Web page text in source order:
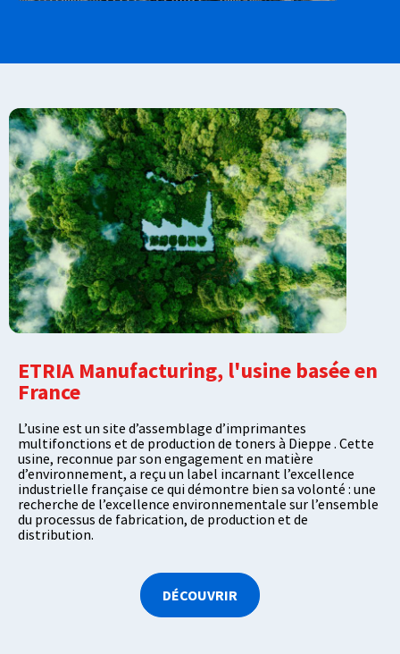
ETRIA Manufacturing, l'usine basée en
France
L’usine est un site d’assemblage d’imprimantes
multifonctions et de production de toners à Dieppe . Cette
usine, reconnue par son engagement en matière
d’environnement, a reçu un label incarnant l’excellence
industrielle française ce qui démontre bien sa volonté : une
recherche de l’excellence environnementale sur l’ensemble
du processus de fabrication, de production et de
distribution.
DÉCOUVRIR